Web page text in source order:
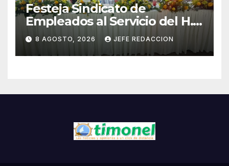
Festeja Sindicato de
Empleados al Servicio del H.
Ayuntamiento de LZC Día del
Empleado Municipal
8 AGOSTO, 2026 JEFE REDACCION